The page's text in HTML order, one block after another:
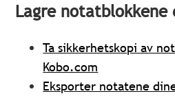
Lagre notatblokkene
Ta sikkerhetskopi av
Kobo.com
Eksporter notatene